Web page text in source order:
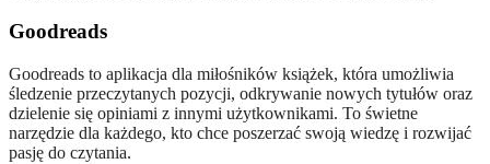
Goodreads
Goodreads to aplikacja dla miłośników książek, która umożliwia
śledzenie przeczytanych pozycji, odkrywanie nowych tytułów oraz
dzielenie się opiniami z innymi użytkownikami. To świetne
narzędzie dla każdego, kto chce poszerzać swoją wiedzę i rozwijać
pasję do czytania.